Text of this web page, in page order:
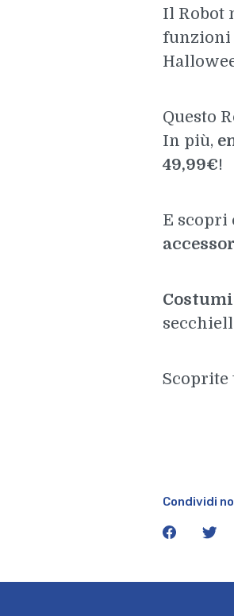
Il Robot
funzioni
Questo
In più,
49,99€!
E scopri
Scoprite
Condividi
facebook